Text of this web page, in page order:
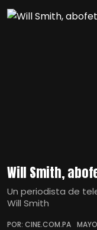
Will Smith,
Un periodista de
Will Smith
POR: CINE.COM.PA